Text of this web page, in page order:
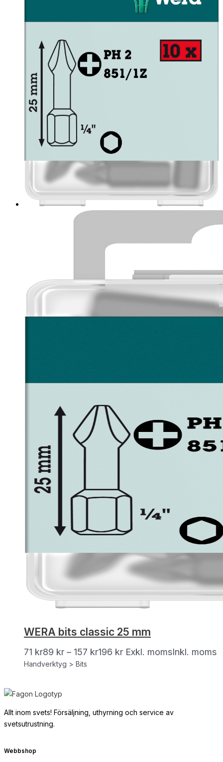
WERA bits classic 25 mm
71 kr89 kr – 157 kr196 kr Exkl. momsInkl. moms
Handverktyg > Bits
Allt inom svets! Försäljning, uthyrning och service av
svetsutrustning.
Webbshop